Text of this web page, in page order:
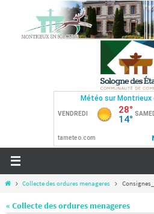
contenu
HomeCollecte des ordures menageres
« Collecte des ordures menageres